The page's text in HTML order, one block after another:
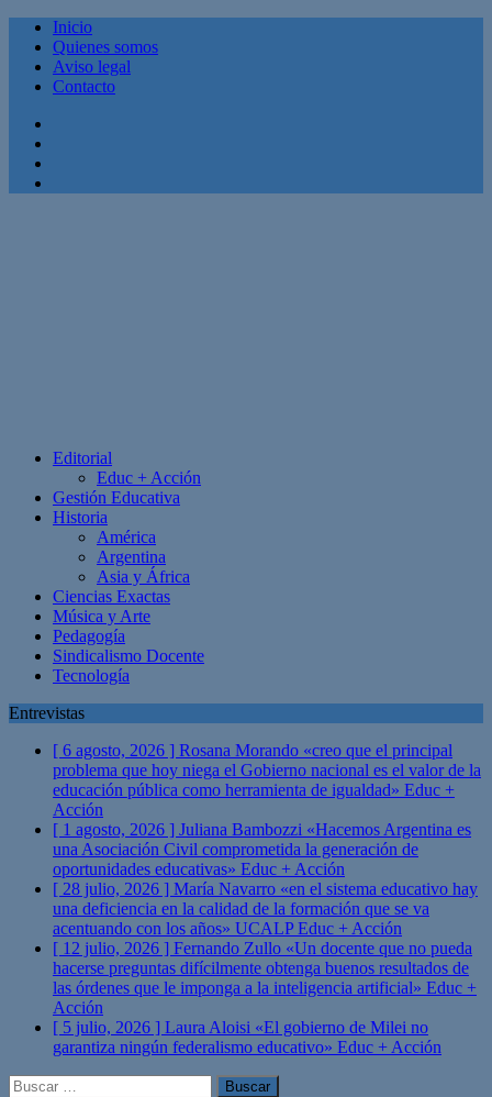
Inicio
Quienes somos
Aviso legal
Contacto
Editorial
Educ + Acción
Gestión Educativa
Historia
América
Argentina
Asia y África
Ciencias Exactas
Música y Arte
Pedagogía
Sindicalismo Docente
Tecnología
Entrevistas
[ 6 agosto, 2026 ] Rosana Morando «creo que el principal
problema que hoy niega el Gobierno nacional es el valor de la
educación pública como herramienta de igualdad» Educ +
Acción
[ 1 agosto, 2026 ] Juliana Bambozzi «Hacemos Argentina es
una Asociación Civil comprometida la generación de
oportunidades educativas» Educ + Acción
[ 28 julio, 2026 ] María Navarro «en el sistema educativo hay
una deficiencia en la calidad de la formación que se va
acentuando con los años» UCALPEduc + Acción
[ 12 julio, 2026 ] Fernando Zullo «Un docente que no pueda
hacerse preguntas difícilmente obtenga buenos resultados de
las órdenes que le imponga a la inteligencia artificial» Educ +
Acción
[ 5 julio, 2026 ] Laura Aloisi «El gobierno de Milei no
garantiza ningún federalismo educativo» Educ + Acción
Buscar: